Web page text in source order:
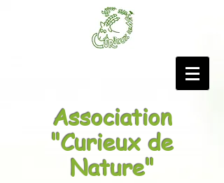
Association
"Curieux de
Nature"